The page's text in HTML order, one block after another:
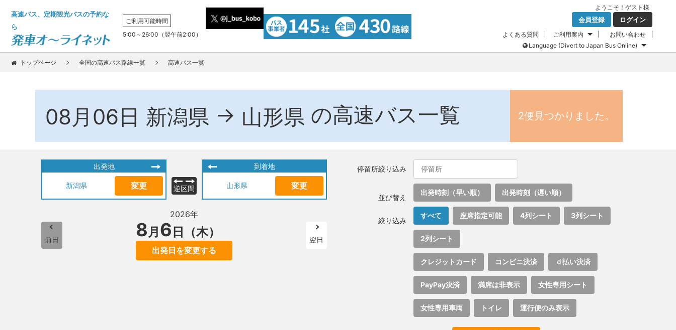
高速バス、定期観光バスの予約な
ら
ご利用可能時間
5:00～26:00（翌午前2:00）
ようこそ！ ゲスト 様
会員登録 ログイン
よくある質問 ご利用案内
お問い合わせ
Language (Divert to Japan Bus Online)
トップページ 全国の高速バス路線一覧 高速バス一覧
08月06日 新潟県 → 山形県 の高速バス一覧 2便見つかりました。
出発地
新潟県 変更 逆区間
到着地
山形県 変更
前日
2026年
8月 6 日（木）
出発日を変更する
翌日
停留所絞り込み
並び替え
出発時刻（早い順） 出発時刻（遅い順）
絞り込み
すべて 座席指定可能 4列シート 3列シート
2列シート
クレジットカード コンビニ決済 ｄ払い決済
PayPay決済 満席は非表示 女性専用シート
女性専用車両 トイレ 運行便のみ表示